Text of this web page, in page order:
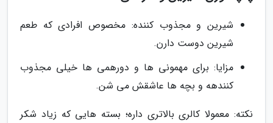
شیرین و مجذوب کننده: مخصوص افرادی که طعم
شیرین دوست دارن.
مزایا: برای مهمونی ها و دورهمی ها خیلی مجذوب
کنندهه و بچه ها عاشقش می شن.
نکته: معمولا کالری بالاتری داره؛ بسته هایی که زیاد شکر